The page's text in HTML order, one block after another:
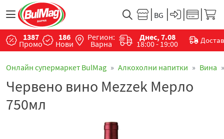
1387
Промо
186
Нови
Регион:
Варна
Днес, 7.08
18:00 - 19:00
Онлайн супермаркет BulMag Алкохолни напитки Вина
Червено вино Mezzek Мерло
750мл